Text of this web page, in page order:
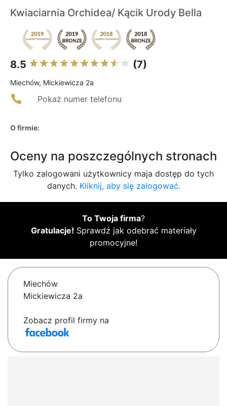
Kwiaciarnia Orchidea/ Kącik Urody Bella
8.5 (7)
Miechów, Mickiewicza 2a
Pokaż numer telefonu
O firmie:
Oceny na poszczególnych stronach
Tylko zalogowani użytkownicy maja dostęp do tych
danych. Kliknij, aby się zalogować.
To Twoja firma?
Gratulacje! Sprawdź jak odebrać materiały
promocyjne!
Miechów
Mickiewicza 2a
Zobacz profil firmy na